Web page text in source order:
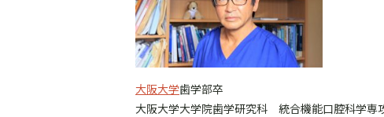
大阪大学歯学部卒
大阪大学大学院歯学研究科 統合機能口腔科学専